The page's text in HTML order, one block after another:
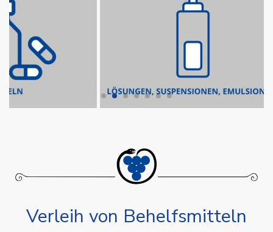
Verleih von Behelfsmitteln